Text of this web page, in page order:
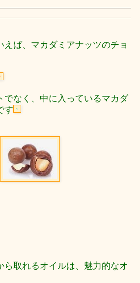
ば、マカダミアナッツのチョ
でなく、中に入っているマカダ
す
ら取れるオイルは、魅力的なオ